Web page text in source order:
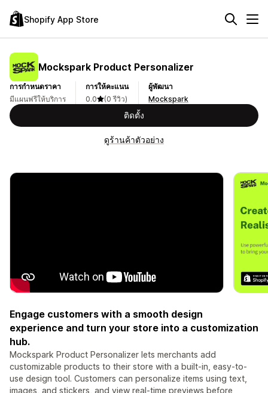
Shopify App Store
Mockspark Product Personalizer
การกำหนดราคา
มีแผนฟรีให้บริการ
การให้คะแนน
0.0
(0 รีวิว)
ผู้พัฒนา
Mockspark
ติดตั้ง
ดูร้านค้าตัวอย่าง
Engage customers with a smooth design
experience and turn your store into a customization
hub.
Mockspark Product Personalizer lets merchants add
customizable products to their store with a built-in, easy-to-
use design tool. Customers can personalize items using text,
images, and stickers, and view real-time previews before